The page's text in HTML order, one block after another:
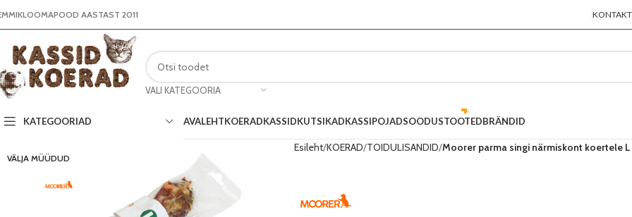
AASTAST 2011 KONTAKT
VALI KATEGOORIA
KATEGOORIAD AVALEHTKOERADKASSIDKUTSIKADKASSIPOJADSOODUSTOOTEDBRÄNDID
VÄLJA MÜÜDUD
Esileht KOERAD TOIDULISANDID Moorer parma singi närmiskont koertele L